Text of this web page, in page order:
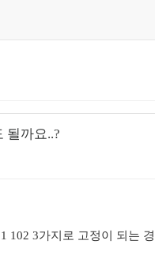
될까요..?
102 3가지로 고정이 되는 경